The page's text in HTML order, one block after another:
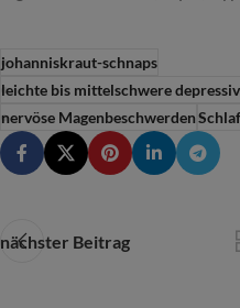
johanniskraut-schnaps
leichte bis mittelschwere
nervöse Magenbeschwerden
nächster Beitrag